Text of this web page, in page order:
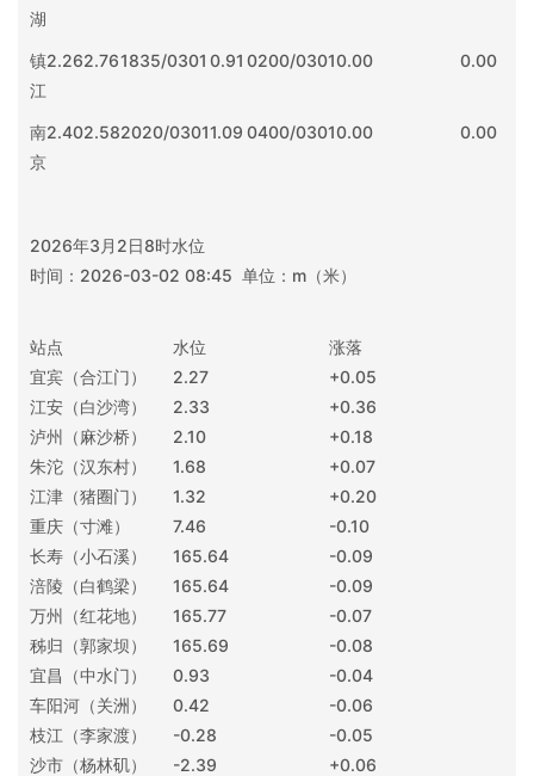
湖
镇
江
2.262.761835/0301 0.91 0200/03010.00 0.00
南
京
2.402.582020/03011.09 0400/03010.00 0.00
2026年3月2日8时水位
时间：2026-03-02 08:45 单位：m（米）
站点 水位
涨落
宜宾（合江门）
2.27
+0.05
江安（白沙湾）
2.33
+0.36
泸州（麻沙桥）
2.10
+0.18
朱沱（汉东村）
1.68
+0.07
江津（猪圈门）
1.32
+0.20
重庆（寸滩）
7.46
-0.10
长寿（小石溪）
165.64
-0.09
涪陵（白鹤梁）
165.64
-0.09
万州（红花地）
165.77
-0.07
秭归（郭家坝）
165.69
-0.08
宜昌（中水门）
0.93
-0.04
车阳河（关洲）
0.42
-0.06
枝江（李家渡）
-0.28
-0.05
沙市（杨林矶）
-2.39
+0.06